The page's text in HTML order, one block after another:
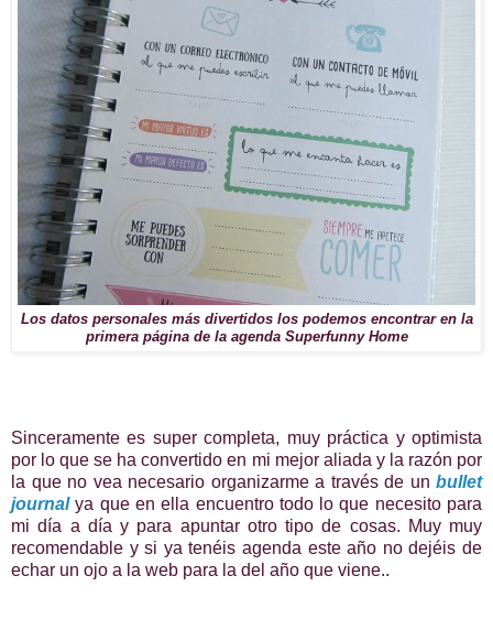
Los datos personales más divertidos los podemos encontrar en la
primera página de la agenda Superfunny Home
Sinceramente es super completa, muy práctica y optimista
por lo que se ha convertido en mi mejor aliada y la razón por
la que no vea necesario organizarme a través de un bullet
journalya que en ella encuentro todo lo que necesito para
mi día a día y para apuntar otro tipo de cosas. Muy muy
recomendable y si ya tenéis agenda este año no dejéis de
echar un ojo a la web para la del año que viene..